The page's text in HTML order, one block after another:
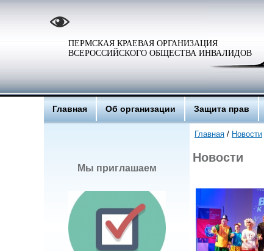
ПЕРМСКАЯ КРАЕВАЯ ОРГАНИЗАЦИЯ
ВСЕРОССИЙСКОГО ОБЩЕСТВА ИНВАЛИДОВ
Главная Об организации Защита прав
Мы приглашаем
Главная / Новости
Новости